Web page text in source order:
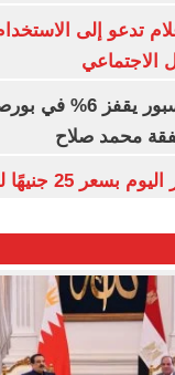
تدعو إلى
الاجتماعي
سهم طرابزون سبور يقفز 6% في
محمد صلاح
25 جنيهًا للكيلو